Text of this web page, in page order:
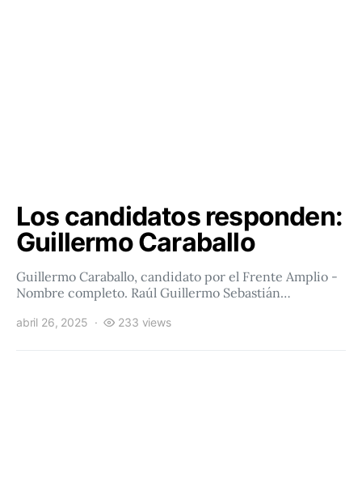
Los candidatos responden:
Guillermo Caraballo
Guillermo Caraballo, candidato por el Frente Amplio -
Nombre completo. Raúl Guillermo Sebastián…
abril 26, 2025 233 views